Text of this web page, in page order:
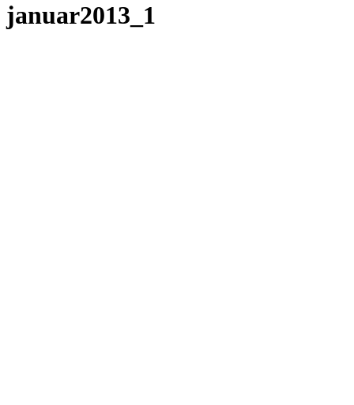
januar2013_1